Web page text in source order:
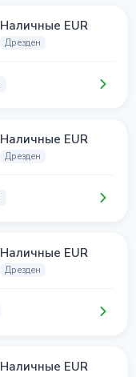
Наличные EUR
Дрезден
Наличные EUR
Дрезден
Наличные EUR
Дрезден
Наличные EUR